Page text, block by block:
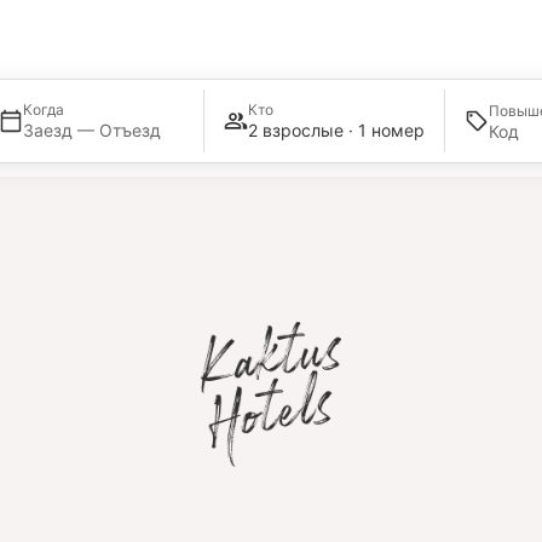
Когда
Заезд — Отъезд
Кто
2 взрослые · 1 номер
ПОДПИШИТЕСЬ!